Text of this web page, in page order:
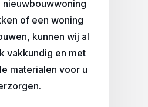
nieuwbouwwoning
of een woning
kunnen wij al
vakkundig en met
materialen voor u